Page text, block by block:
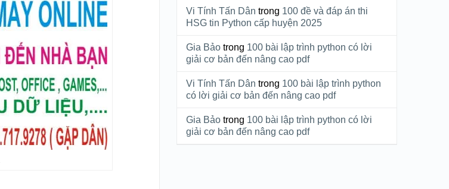
Vi Tính Tấn Dân trong 100 đề và đáp án thi
HSG tin Python cấp huyện 2025
Gia Bảo trong 100 bài lập trình python có lời
giải cơ bản đến nâng cao pdf
Vi Tính Tấn Dân trong 100 bài lập trình python
có lời giải cơ bản đến nâng cao pdf
Gia Bảo trong 100 bài lập trình python có lời
giải cơ bản đến nâng cao pdf